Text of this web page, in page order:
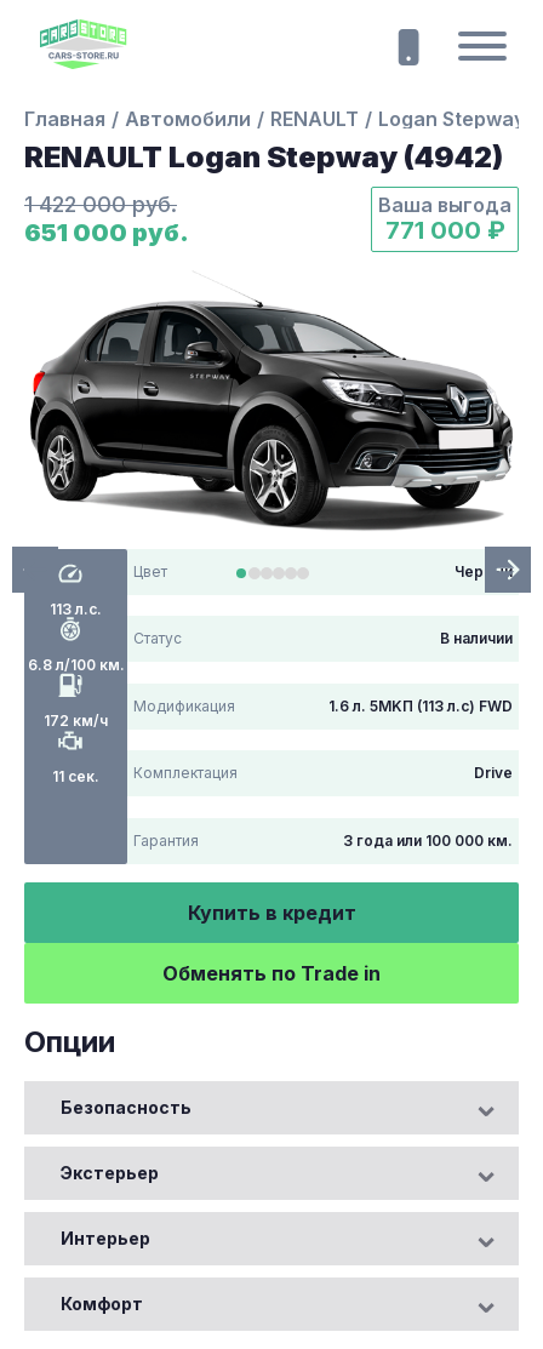
Главная Автомобили RENAULT Logan Stepway
RENAULT Logan Stepway (4942)
1 422 000 руб.
651 000 руб.
Ваша выгода
771 000 ₽
113 л.с.
6.8 л/100 км.
172 км/ч
11 сек.
Цвет Черный
Статус В наличии
Модификация 1.6 л. 5MKП (113 л.с) FWD
Комплектация Drive
Гарантия 3 года или 100 000 км.
Купить в кредит
Обменять по Trade in
Опции
Безопасность
Экстерьер
Интерьер
Комфорт